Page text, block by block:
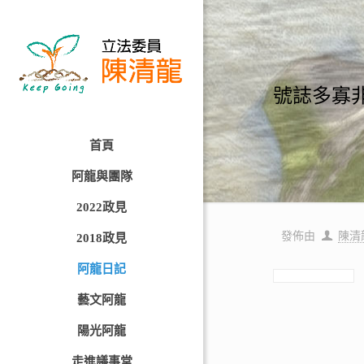
首頁
阿龍與團隊
2022政見
2018政見
阿龍日記
藝文阿龍
陽光阿龍
號誌多寡
發佈由 陳